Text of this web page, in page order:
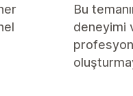
Bu
deneyimi